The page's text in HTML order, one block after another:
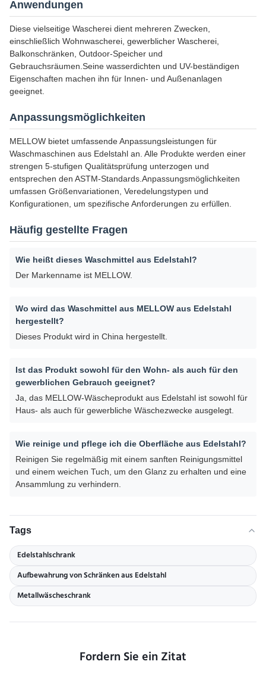
Anwendungen
Diese vielseitige Wascherei dient mehreren Zwecken,
einschließlich Wohnwascherei, gewerblicher Wascherei,
Balkonschränken, Outdoor-Speicher und
Gebrauchsräumen.Seine wasserdichten und UV-beständigen
Eigenschaften machen ihn für Innen- und Außenanlagen
geeignet.
Anpassungsmöglichkeiten
MELLOW bietet umfassende Anpassungsleistungen für
Waschmaschinen aus Edelstahl an. Alle Produkte werden einer
strengen 5-stufigen Qualitätsprüfung unterzogen und
entsprechen den ASTM-Standards.Anpassungsmöglichkeiten
umfassen Größenvariationen, Veredelungstypen und
Konfigurationen, um spezifische Anforderungen zu erfüllen.
Häufig gestellte Fragen
Wie heißt dieses Waschmittel aus Edelstahl?
Der Markenname ist MELLOW.
Wo wird das Waschmittel aus MELLOW aus Edelstahl
hergestellt?
Dieses Produkt wird in China hergestellt.
Ist das Produkt sowohl für den Wohn- als auch für den
gewerblichen Gebrauch geeignet?
Ja, das MELLOW-Wäscheprodukt aus Edelstahl ist sowohl für
Haus- als auch für gewerbliche Wäschezwecke ausgelegt.
Wie reinige und pflege ich die Oberfläche aus Edelstahl?
Reinigen Sie regelmäßig mit einem sanften Reinigungsmittel
und einem weichen Tuch, um den Glanz zu erhalten und eine
Ansammlung zu verhindern.
Tags
Edelstahlschrank
Aufbewahrung von Schränken aus Edelstahl
Metallwäscheschrank
Fordern Sie ein Zitat